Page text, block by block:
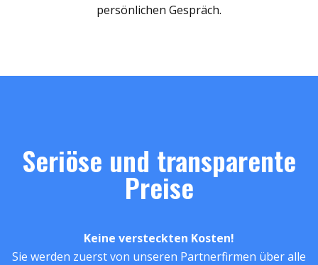
persönlichen Gespräch.
Seriöse und transparente
Preise
Keine versteckten Kosten!
Sie werden zuerst von unseren Partnerfirmen über alle